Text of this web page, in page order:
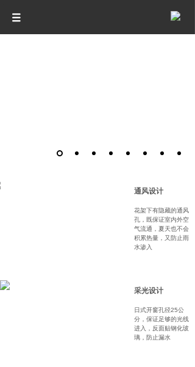
通风设计
花架下有隐藏的通风
孔，既保证室内外空
气流通，夏天也不会
积累热量，又防止雨
水渗入
采光设计
日式开窗孔径25公
分，保证足够的光线
进入，反面贴钢化玻
璃，防止漏水